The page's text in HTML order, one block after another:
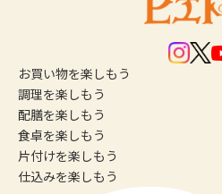
お買い物を楽しもう
調理を楽しもう
配膳を楽しもう
食卓を楽しもう
片付けを楽しもう
仕込みを楽しもう